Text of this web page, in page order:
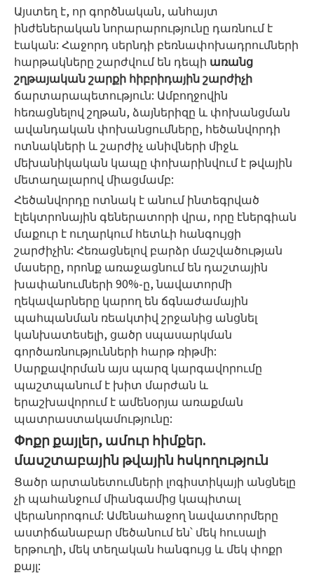
Այստեղ է, որ գործնական, անհայտ
ինժեներական նորարարությունը դառնում է
էական: Հաջորդ սերնդի բեռնափոխադրումների
հարթակները շարժվում են դեպի առանց
շղթայական շարքի հիբրիդային շարժիչի
ճարտարապետություն: Ամբողջովին
հեռացնելով շղթան, ձայներիզը և փոխանցման
ավանդական փոխանցումները, հեծանվորդի
ոտնակների և շարժիչ անիվների միջև
մեխանիկական կապը փոխարինվում է թվային
մետաղալարով միացմամբ:
Հեծանվորդը ոտնակ է անում ինտեգրված
էլեկտրոնային գեներատորի վրա, որը էներգիան
մաքուր է ուղարկում հետևի հանգույցի
շարժիչին: Հեռացնելով բարձր մաշվածության
մասերը, որոնք առաջացնում են դաշտային
խափանումների 90%-ը, նավատորմի
ղեկավարները կարող են ճգնաժամային
պահպանման ռեակտիվ շրջանից անցնել
կանխատեսելի, ցածր սպասարկման
գործառնությունների հարթ ռիթմի:
Սարքավորման այս պարզ կարգավորումը
պաշտպանում է խիտ մարժան և
երաշխավորում է ամենօրյա առաքման
պատրաստակամությունը:
Փոքր քայլեր, ամուր հիմքեր.
մասշտաբային թվային հսկողություն
Ցածր արտանետումների լոգիստիկայի անցնելը
չի ​​պահանջում միանգամից կապիտալ
վերանորոգում: Ամենահաջող նավատորմերը
աստիճանաբար մեծանում են՝ մեկ հուսալի
երթուղի, մեկ տեղական հանգույց և մեկ փոքր
քայլ: